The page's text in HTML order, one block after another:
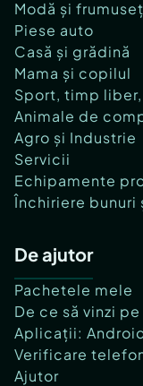
Modă și
Piese auto
Casă și grădină
Mama și copilul
Sport, timp liber,
Animale de
Agro și Industrie
Servicii
Echipamente
Închiriere bunuri
De ajutor
Pachetele mele
De ce să vinzi
Aplicații:
Verificare
Ajutor